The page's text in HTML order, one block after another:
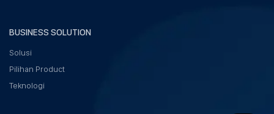
BUSINESS SOLUTION
Solusi
Pilihan Product
Teknologi